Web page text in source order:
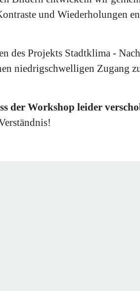
und Wiederholungen
des Projekts Stadtklima -
niedrigschwelligen
der Workshop leider